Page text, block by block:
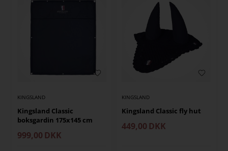
KINGSLAND
Kingsland Classic
boksgardin 175x145 cm
999,00 DKK
KINGSLAND
Kingsland Classic fly hut
449,00 DKK